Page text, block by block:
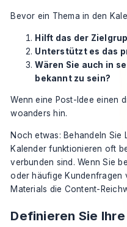
Bevor ein Thema in den
Hilft das der
Unterstützt es das
Wären Sie auch in
bekannt zu sein?
Wenn eine Post-Idee einen
woanders hin.
Noch etwas: Behandeln Sie
Kalender funktionieren oft
verbunden sind. Wenn Sie
oder häufige Kundenfragen
Materials die Content-
Definieren Sie